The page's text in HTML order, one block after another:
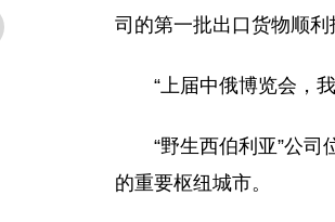
司的第一批出口货物顺
“上届中俄博览会，
“野生西伯利亚”公
的重要枢纽城市。